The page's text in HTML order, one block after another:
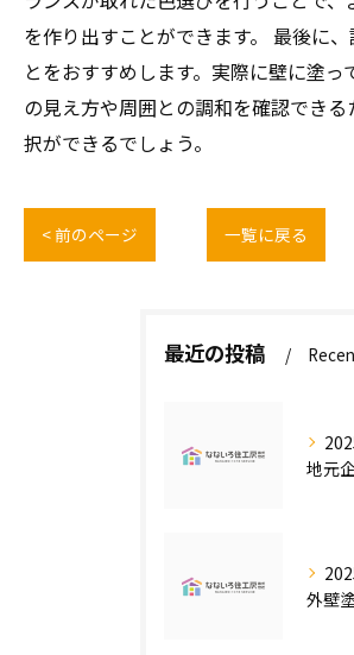
を作り出すことができます。 最後に
とをおすすめします。実際に壁に塗っ
の見え方や周囲との調和を確認でき
択ができるでしょう。
< 前のページ 一覧に戻る
最近の投稿